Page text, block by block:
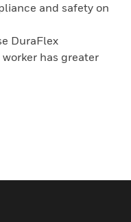
and safety on
DuraFlex
has greater